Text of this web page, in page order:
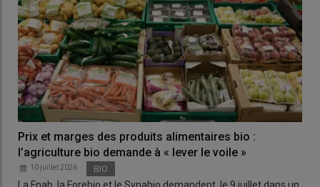
Prix et marges des produits alimentaires bio :
l’agriculture bio demande à « lever le voile »
10 juillet 2026 BIO